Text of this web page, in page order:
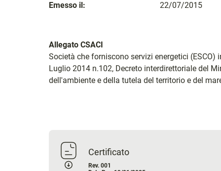
Emesso il:
22/07/2015
Allegato CSACI
Società che forniscono servizi energetici (ESCO)
Luglio 2014 n.102, Decreto interdirettoriale del
dell'ambiente e della tutela del territorio e del
Certificato
Rev. 001